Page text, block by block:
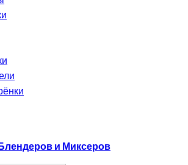
и Миксеров